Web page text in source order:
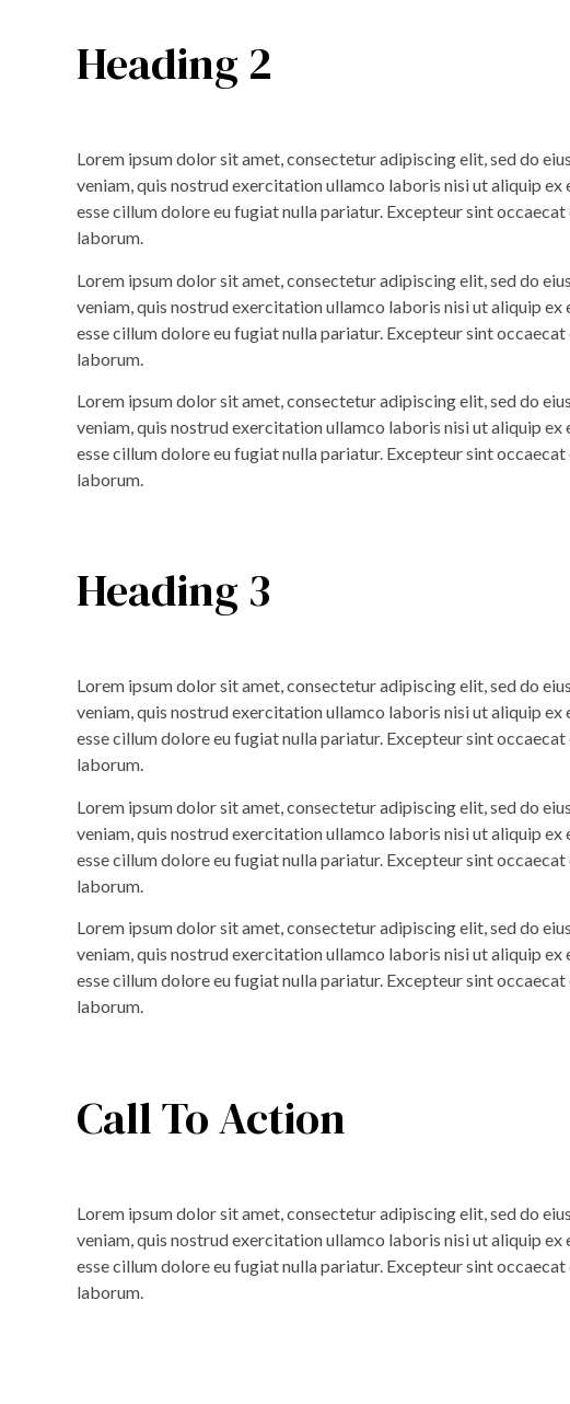
Heading 2
Lorem ipsum dolor sit amet, consectetur adipiscing elit, sed do
veniam, quis nostrud exercitation ullamco laboris nisi ut aliquip
esse cillum dolore eu fugiat nulla pariatur. Excepteur sint
laborum.
Lorem ipsum dolor sit amet, consectetur adipiscing elit, sed do
veniam, quis nostrud exercitation ullamco laboris nisi ut aliquip
esse cillum dolore eu fugiat nulla pariatur. Excepteur sint
laborum.
Lorem ipsum dolor sit amet, consectetur adipiscing elit, sed do
veniam, quis nostrud exercitation ullamco laboris nisi ut aliquip
esse cillum dolore eu fugiat nulla pariatur. Excepteur sint
laborum.
Heading 3
Lorem ipsum dolor sit amet, consectetur adipiscing elit, sed do
veniam, quis nostrud exercitation ullamco laboris nisi ut aliquip
esse cillum dolore eu fugiat nulla pariatur. Excepteur sint
laborum.
Lorem ipsum dolor sit amet, consectetur adipiscing elit, sed do
veniam, quis nostrud exercitation ullamco laboris nisi ut aliquip
esse cillum dolore eu fugiat nulla pariatur. Excepteur sint
laborum.
Lorem ipsum dolor sit amet, consectetur adipiscing elit, sed do
veniam, quis nostrud exercitation ullamco laboris nisi ut aliquip
esse cillum dolore eu fugiat nulla pariatur. Excepteur sint
laborum.
Call To Action
Lorem ipsum dolor sit amet, consectetur adipiscing elit, sed do
veniam, quis nostrud exercitation ullamco laboris nisi ut aliquip
esse cillum dolore eu fugiat nulla pariatur. Excepteur sint
laborum.